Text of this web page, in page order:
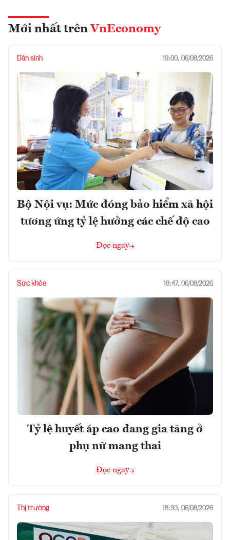
Mới nhất trên VnEconomy
Dân sinh 19:00, 06/08/2026
Bộ Nội vụ: Mức đóng bảo hiểm xã hội
tương ứng tỷ lệ hưởng các chế độ cao
Đọc ngay
Sức khỏe 18:47, 06/08/2026
Tỷ lệ huyết áp cao đang gia tăng ở
phụ nữ mang thai
Đọc ngay
Thị trường 18:39, 06/08/2026